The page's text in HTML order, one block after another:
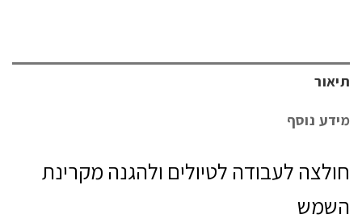
תיאור
מידע נוסף
חולצה לעבודה לטיולים ולהגנה מקרינת
השמש